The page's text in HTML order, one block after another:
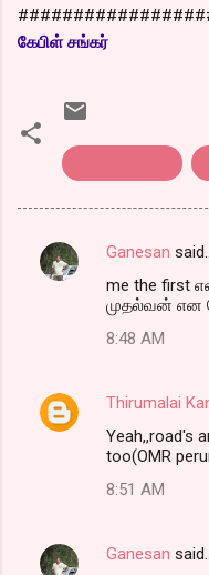
கேபிள் சங்கர்
C
n
Ganesan said…
me the first
முதல்வன் என
8:48 AM
Thirumalai
Yeah,,road's
too(OMR
8:51 AM
Ganesan said…